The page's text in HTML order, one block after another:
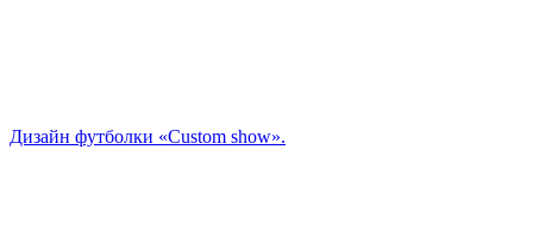
Дизайн футболки «Custom show».